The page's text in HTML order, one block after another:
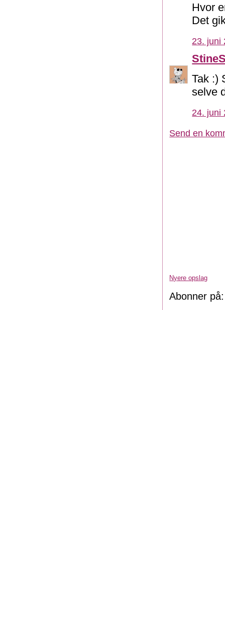
Hvor
Det
23. juni
Tak :)
selve
24. juni
Send en
Nyere opslag
Abonner